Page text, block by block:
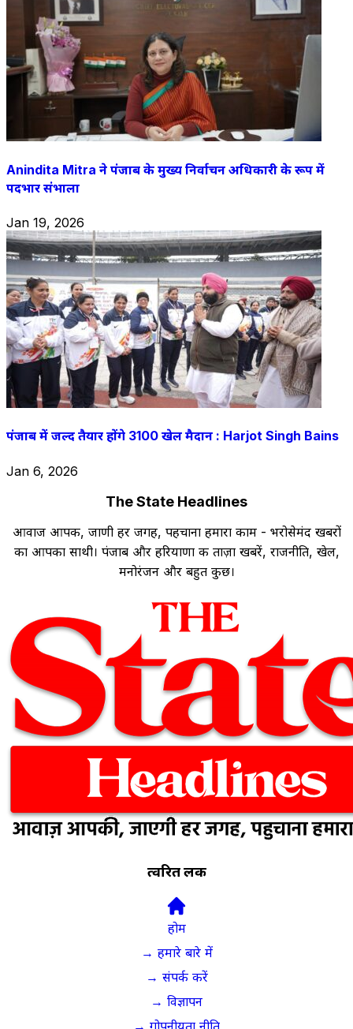
Anindita Mitra ने पंजाब के मुख्य निर्वाचन अधिकारी के रूप में
पदभार संभाला
Jan 19, 2026
पंजाब में जल्द तैयार होंगे 3100 खेल मैदान : Harjot Singh Bains
Jan 6, 2026
The State Headlines
आवाज आपकी, जाणी हर जगह, पहचाना हमारा काम - भरोसेमंद खबरों
का आपका साथी। पंजाब और हरियाणा की ताज़ा खबरें, राजनीति, खेल,
मनोरंजन और बहुत कुछ।
त्वरित लिंक
होम
→ हमारे बारे में
→ संपर्क करें
→ विज्ञापन
→ गोपनीयता नीति